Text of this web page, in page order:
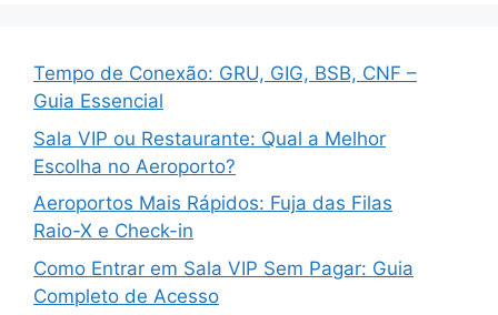
Tempo de Conexão: GRU, GIG, BSB, CNF –
Guia Essencial
Sala VIP ou Restaurante: Qual a Melhor
Escolha no Aeroporto?
Aeroportos Mais Rápidos: Fuja das Filas
Raio-X e Check-in
Como Entrar em Sala VIP Sem Pagar: Guia
Completo de Acesso